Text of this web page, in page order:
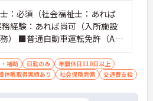
：必須（社会福祉士：あれば
経験：あれば尚可（入所施設
） ■普通自動車運転免許（AT
須
補助 日勤のみ
年間休日110日以上
休暇取得実績あり 社会保険完備 交通費支給